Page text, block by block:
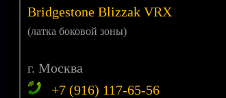
Bridgestone Blizzak VRX
(латка боковой зоны)
г. Москва
+7 (916) 117-65-56